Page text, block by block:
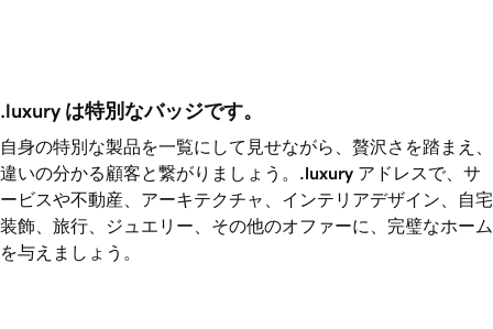
.luxury は特別なバッジです。
自身の特別な製品を一覧にして見せながら、贅沢さを踏まえ、
違いの分かる顧客と繋がりましょう。
.luxury アドレスで、サ
ービスや不動産、アーキテクチャ、インテリアデザイン、自宅
装飾、旅行、ジュエリー、その他のオファーに、完璧なホーム
を与えましょう。